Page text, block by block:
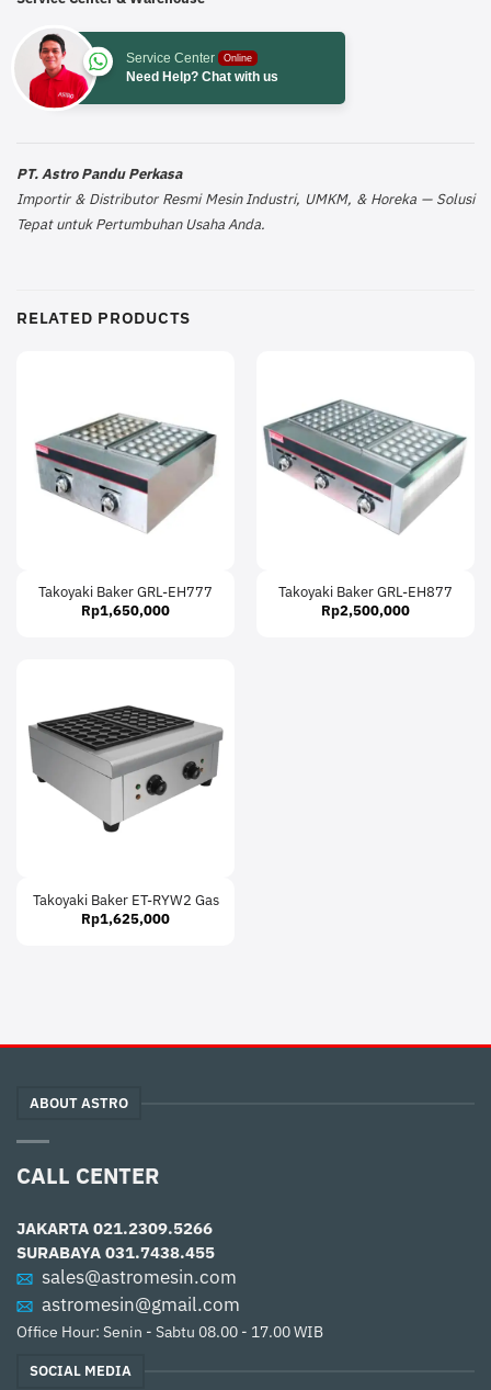
Service Center Online
Need Help? Chat with us
PT. Astro Pandu Perkasa
Importir & Distributor Resmi Mesin Industri, UMKM, & Horeka — Solusi
Tepat untuk Pertumbuhan Usaha Anda.
RELATED PRODUCTS
Takoyaki Baker GRL-EH777
Rp1,650,000
Takoyaki Baker GRL-EH877
Rp2,500,000
Takoyaki Baker ET-RYW2 Gas
Rp1,625,000
ABOUT ASTRO
CALL CENTER
JAKARTA 021.2309.5266
SURABAYA 031.7438.455
sales@astromesin.com
astromesin@gmail.com
Office Hour: Senin - Sabtu 08.00 - 17.00 WIB
SOCIAL MEDIA